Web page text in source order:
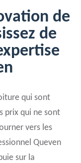
de
de
qui sont
prix qui ne sont
vers les
Queven
sur la